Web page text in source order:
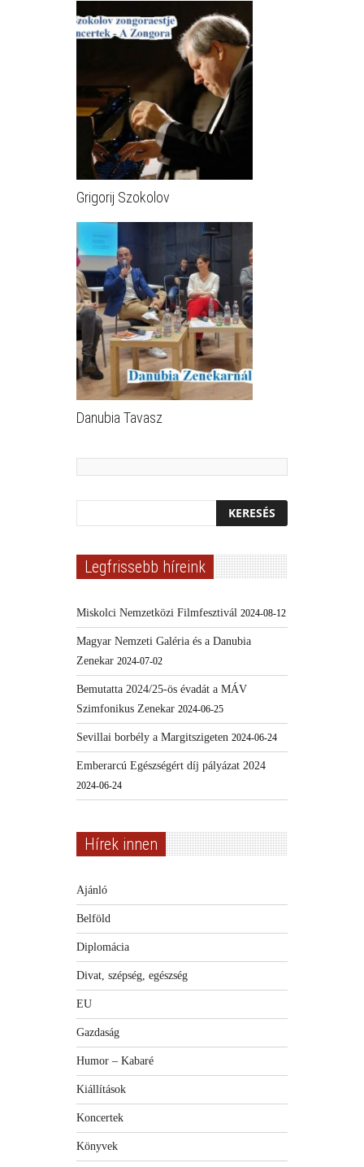
Grigorij Szokolov
Danubia Tavasz
Legfrissebb híreink
Miskolci Nemzetközi Filmfesztivál 2024-08-12
Magyar Nemzeti Galéria és a Danubia
Zenekar 2024-07-02
Bemutatta 2024/25-ös évadát a MÁV
Szimfonikus Zenekar 2024-06-25
Sevillai borbély a Margitszigeten 2024-06-24
Emberarcú Egészségért díj pályázat 2024
2024-06-24
Hírek innen
Ajánló
Belföld
Diplomácia
Divat, szépség, egészség
EU
Gazdaság
Humor – Kabaré
Kiállítások
Koncertek
Könyvek